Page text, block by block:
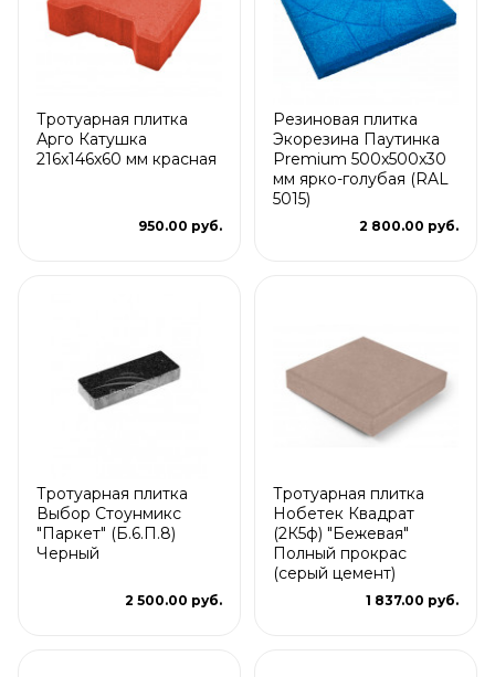
Тротуарная плитка
Арго Катушка
216x146x60 мм красная
950.00 руб.
Резиновая плитка
Экорезина Паутинка
Premium 500x500x30
мм ярко-голубая (RAL
5015)
2 800.00 руб.
Тротуарная плитка
Выбор Стоунмикс
"Паркет" (Б.6.П.8)
Черный
2 500.00 руб.
Тротуарная плитка
Нобетек Квадрат
(2К5ф) "Бежевая"
Полный прокрас
(серый цемент)
1 837.00 руб.